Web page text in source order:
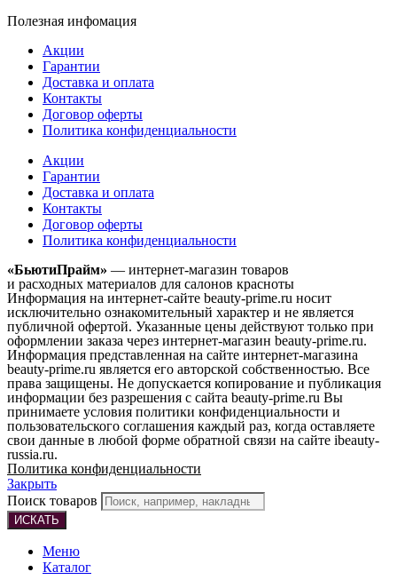
Полезная инфомация
Акции
Гарантии
Доставка и оплата
Контакты
Договор оферты
Политика конфиденциальности
Акции
Гарантии
Доставка и оплата
Контакты
Договор оферты
Политика конфиденциальности
«БьютиПрайм» — интернет-магазин товаров
и расходных материалов для салонов красноты
Информация на интернет-сайте beauty-prime.ru носит
исключительно ознакомительный характер и не является
публичной офертой. Указанные цены действуют только при
оформлении заказа через интернет-магазин beauty-prime.ru.
Информация представленная на сайте интернет-магазина
beauty-prime.ru является его авторской собственностью. Все
права защищены. Не допускается копирование и публикация
информации без разрешения с сайта beauty-prime.ru Вы
принимаете условия политики конфиденциальности и
пользовательского соглашения каждый раз, когда оставляете
свои данные в любой форме обратной связи на сайте ibeauty-
russia.ru.
Политика конфиденциальности
Закрыть
Поиск товаров
ИСКАТЬ
Меню
Каталог